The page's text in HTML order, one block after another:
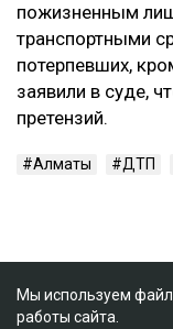
пожизненным
транспортными
потерпевших,
заявили в суде,
претензий.
Алматы ДТП
Мы используем
работы сайта.